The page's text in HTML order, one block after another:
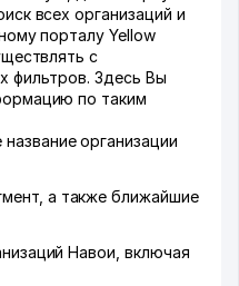
всех организаций и
порталу Yellow
с
фильтров. Здесь Вы
по таким
организации
а также ближайшие
Навои, включая